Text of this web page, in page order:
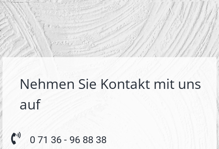
Nehmen Sie Kontakt mit uns
auf
0 71 36 - 96 88 38